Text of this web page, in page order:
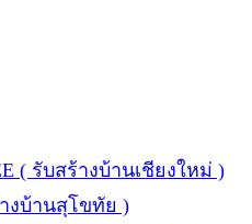
( รับสร้างบ้านเชียงใหม่ )
งบ้านสุโขทัย )